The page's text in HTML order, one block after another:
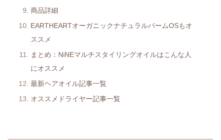
商品詳細
EARTHEARTオーガニックナチュラルバームOSもオ
ススメ
まとめ：NiNEマルチスタイリングオイルはこんな人
にオススメ
最新ヘアオイル記事一覧
オススメドライヤー記事一覧